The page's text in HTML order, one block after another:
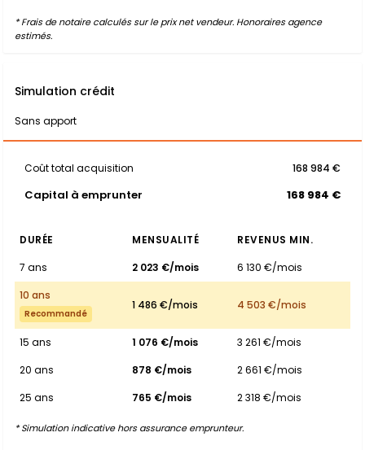
* Frais de notaire calculés sur le prix net vendeur. Honoraires agence
estimés.
Simulation crédit
Sans apport
Coût total acquisition 168 984 €
Capital à emprunter 168 984 €
DURÉE MENSUALITÉ
REVENUS MIN.
7 ans
2 023 €/mois
6 130 €/mois
10 ans
Recommandé
1 486 €/mois 4 503 €/mois
15 ans 1 076 €/mois
3 261 €/mois
20 ans
878 €/mois
2 661 €/mois
25 ans
765 €/mois 2 318 €/mois
* Simulation indicative hors assurance emprunteur.